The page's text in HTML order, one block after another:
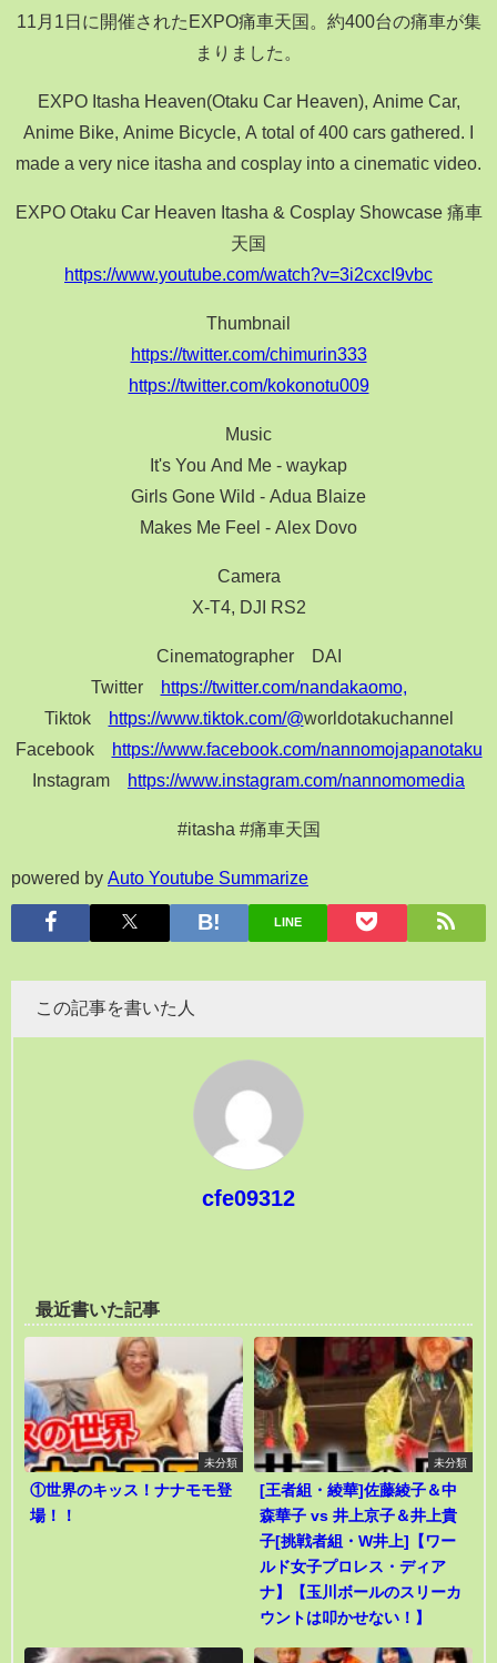
11月1日に開催されたEXPO痛車天国。約400台の痛車が集
まりました。
EXPO Itasha Heaven(Otaku Car Heaven), Anime Car,
Anime Bike, Anime Bicycle, A total of 400 cars gathered. I
made a very nice itasha and cosplay into a cinematic video.
EXPO Otaku Car Heaven Itasha & Cosplay Showcase 痛車
天国
https://www.youtube.com/watch?v=3i2cxcI9vbc
Thumbnail
https://twitter.com/chimurin333
https://twitter.com/kokonotu009
Music
It's You And Me - waykap
Girls Gone Wild - Adua Blaize
Makes Me Feel - Alex Dovo
Camera
X-T4, DJI RS2
Cinematographer DAI
Twitter
https://twitter.com/nandakaomo,
Tiktok
https://www.tiktok.com/@worldotakuchannel
Facebook
https://www.facebook.com/nannomojapanotaku
Instagram
https://www.instagram.com/nannomomedia
#itasha #痛車天国
powered by Auto Youtube Summarize
LINE
この記事を書いた人
cfe09312
最近書いた記事
未分類
①世界のキッス！ナナモモ登
場！！
未分類
[王者組・綾華]佐藤綾子＆中
森華子 vs 井上京子＆井上貴
子[挑戦者組・W井上]【ワー
ルド女子プロレス・ディア
ナ】【玉川ボールのスリーカ
ウントは叩かせない！】